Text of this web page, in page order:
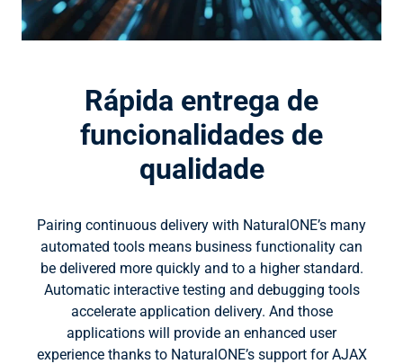
Rápida entrega de
funcionalidades de
qualidade
Pairing continuous delivery with NaturalONE’s many
automated tools means business functionality can
be delivered more quickly and to a higher standard.
Automatic interactive testing and debugging tools
accelerate application delivery. And those
applications will provide an enhanced user
experience thanks to NaturalONE’s support for AJAX